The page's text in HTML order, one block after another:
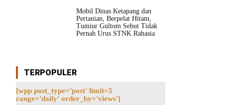
Mobil Dinas Ketapang dan
Pertanian, Berpelat Hitam,
Tumiur Gultom Sebut Tidak
Pernah Urus STNK Rahasia
TERPOPULER
[wpp post_type='post' limit=5
range='daily' order_by='views']